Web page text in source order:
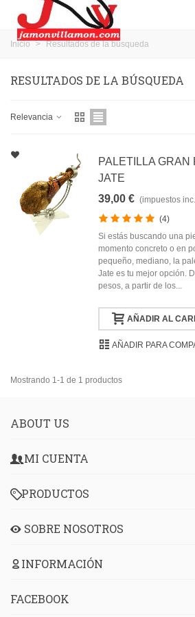
Inicio > Resultados de la búsqueda
RESULTADOS DE LA BÚSQUEDA
Relevancia
PALETILLA GRAN
JATE
39,00 € (impuestos
(4)
Si estás buscando una
momento concreto o en
pequeño, mediano, la
Jate es tu mejor opción.
pesos, a partir de los...
AÑADIR AL
AÑADIR PARA
Mostrando 1-1 de 1 productos
ABOUT US
MI CUENTA
PRODUCTOS
SOBRE NOSOTROS
INFORMACIÓN
FACEBOOK